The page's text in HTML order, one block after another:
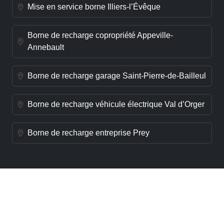
Mise en service borne Illiers-l’Évêque
Borne de recharge copropriété Appeville-
Annebault
Borne de recharge garage Saint-Pierre-de-Bailleul
Borne de recharge véhicule électrique Val d’Orger
Borne de recharge entreprise Prey